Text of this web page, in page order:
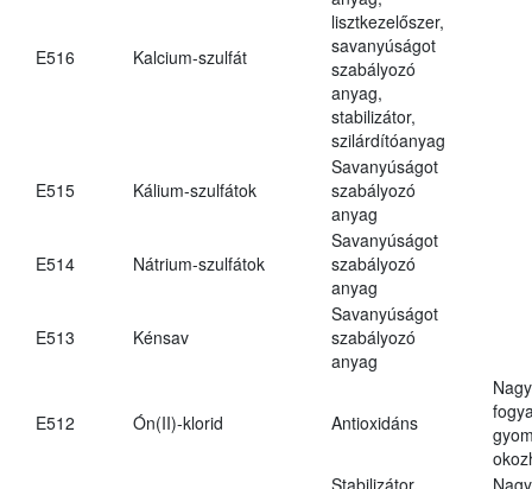
E516 Kalcium-szulfát
lisztkezelőszer,
savanyúságot
szabályozó
anyag,
stabilizátor,
szilárdítóanyag
E515 Kálium-szulfátok
Savanyúságot
szabályozó
anyag
E514 Nátrium-szulfátok
Savanyúságot
szabályozó
anyag
E513 Kénsav
Savanyúságot
szabályozó
anyag
E512 Ón(II)-klorid Antioxidáns
Stabilizátor,